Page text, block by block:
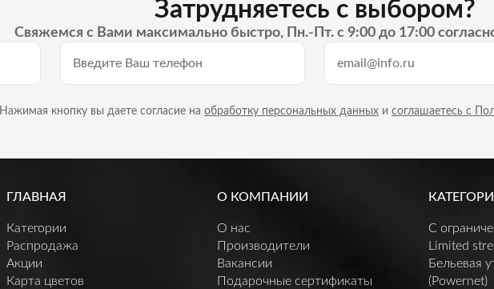
Затрудняетесь с выбором?
Свяжемся с Вами максимально быстро, Пн.-Пт. с 9:00 до 17:00
Нажимая кнопку вы даете согласие на обработку персональных данных и соглашаетесь с
ГЛАВНАЯ
Категории
Распродажа
Акции
Карта цветов
О КОМПАНИИ
О нас
Производители
Вакансии
Подарочные сертификаты
C
Limited
Бельевая
(Powernet)